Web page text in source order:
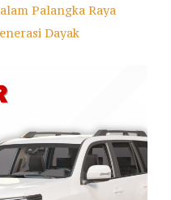
Palangka Raya
Dayak